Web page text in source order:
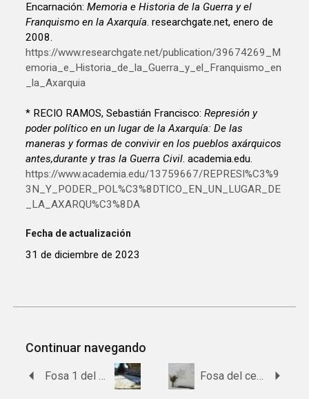
Encarnación:Memoria e Historia de la Guerra y el
Franquismo en la Axarquía. researchgate.net, enero de
2008.
https://www.researchgate.net/publication/39674269_M
emoria_e_Historia_de_la_Guerra_y_el_Franquismo_en
_la_Axarquia
* RECIO RAMOS, Sebastián Francisco:Represión y
poder político en un lugar de la Axarquía: De las
maneras y formas de convivir en los pueblos axárquicos
antes,durante y tras la Guerra Civil. academia.edu.
https://www.academia.edu/13759667/REPRESI%C3%9
3N_Y_PODER_POL%C3%8DTICO_EN_UN_LUGAR_DE
_LA_AXARQU%C3%8DA
Fecha de actualización
31 de diciembre de 2023
Continuar navegando